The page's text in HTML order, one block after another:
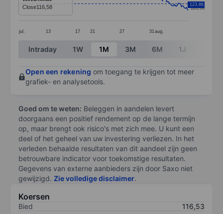
The chart has 1 Y axis displaying values. Data ranges
jul. 13 17 21 27 31 aug.
120,00
123,86
Close116,58
End of interactive chart.
Intraday 1W 1M 3M 6M 1J
Open een rekening om toegang te krijgen tot meer
grafiek- en analysetools.
Goed om te weten: Beleggen in aandelen levert
doorgaans een positief rendement op de lange termijn
op, maar brengt ook risico's met zich mee. U kunt een
deel of het geheel van uw investering verliezen. In het
verleden behaalde resultaten van dit aandeel zijn geen
betrouwbare indicator voor toekomstige resultaten.
Gegevens van externe aanbieders zijn door Saxo niet
gewijzigd. Zie volledige disclaimer.
Koersen
Bied
116,53